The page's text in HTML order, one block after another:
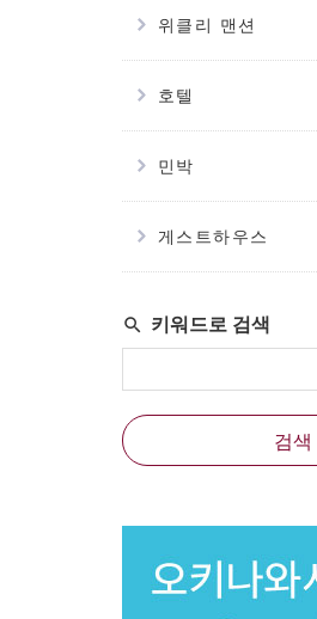
위클리 맨션
호텔
민박
게스트하우스
search 키워드로 검색
검색